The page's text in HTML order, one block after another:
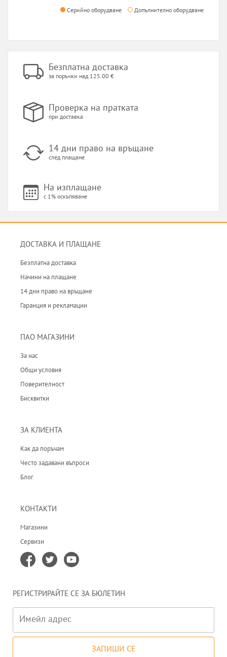
Серийно оборудване Допълнително оборудване
Безплатна доставка
за поръчки над 125.00 €
Проверка на пратката
при доставка
14 дни право на връщане
след плащане
На изплащане
с 1% оскъпяване
ДОСТАВКА И ПЛАЩАНЕ
Безплатна доставка
Начини на плащане
14 дни право на връщане
Гаранция и рекламации
ПАО МАГАЗИНИ
За нас
Общи условия
Поверителност
Бисквитки
ЗА КЛИЕНТА
Как да поръчам
Често задавани въпроси
Блог
КОНТАКТИ
Магазини
Сервизи
РЕГИСТРИРАЙТЕ СЕ ЗА БЮЛЕТИН
Имейл адрес
ЗАПИШИ СЕ